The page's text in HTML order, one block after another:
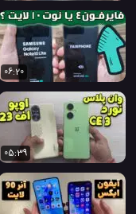
7.8 هزار بازدید
7 سال پیش
06:20
05:39